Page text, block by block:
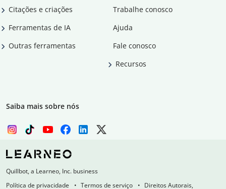
Citações e criações
Ferramentas de IA
Outras ferramentas
Trabalhe conosco
Ajuda
Fale conosco
Recursos
Saiba mais sobre nós
Quillbot, a Learneo, Inc. business
Política de privacidade
Termos de serviço Direitos Autorais,